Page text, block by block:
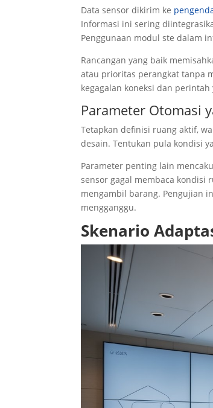
Data sensor dikirim ke
Informasi ini sering
Penggunaan modul ste dalam
Rancangan yang baik
atau prioritas perangkat tanpa
kegagalan koneksi dan
Parameter Otomasi
Tetapkan definisi ruang aktif,
desain. Tentukan pula kondisi
Parameter penting lain
sensor gagal membaca kondisi
mengambil barang. Pengujian
mengganggu.
Skenario